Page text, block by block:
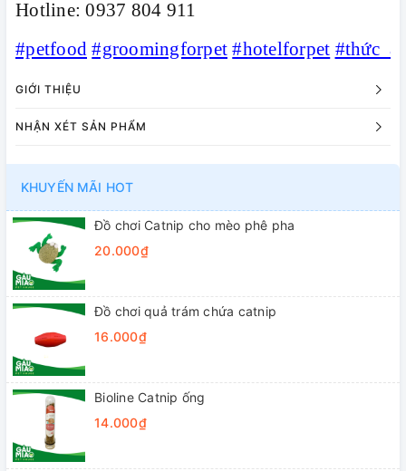
Hotline: 0937 804 911
#petfood #groomingforpet #hotelforpet
GIỚI THIỆU
NHẬN XÉT SẢN PHẨM
KHUYẾN MÃI HOT
Đồ chơi Catnip cho mèo phê pha
20.000₫
Đồ chơi quả trám chứa catnip
16.000₫
Bioline Catnip ống
14.000₫